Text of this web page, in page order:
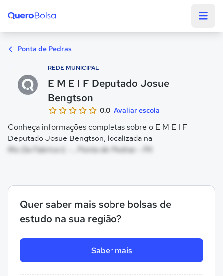
Ponta de Pedras
REDE MUNICIPAL
E M E I F Deputado Josue
Bengtson
0.0 Avaliar escola
Conheça informações completas sobre o E M E I F
Deputado Josue Bengtson, localizada na
Rio Da Fabrica Ii, - , Ponta de Pedras - PA
Quer saber mais sobre bolsas de
estudo na sua região?
Saber mais